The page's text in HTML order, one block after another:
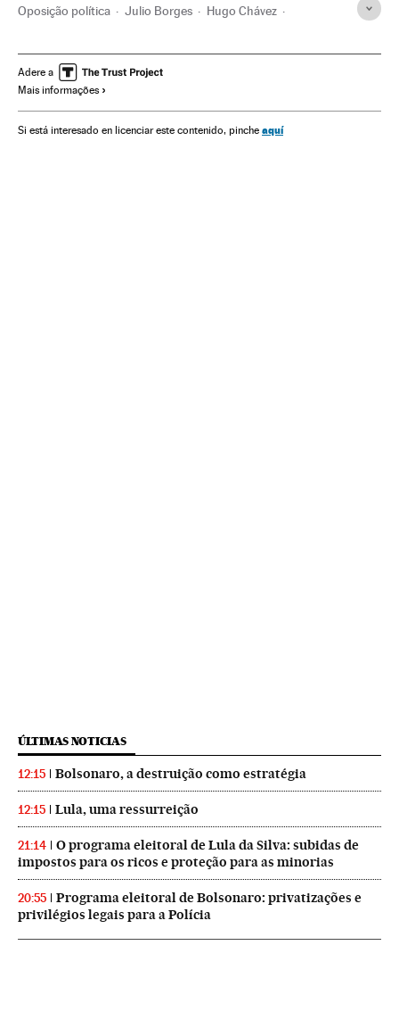
Oposição política Julio Borges Hugo Chávez
Recessão econômica Conjuntura econômica
América do Sul América Latina Combustíveis
Adere a
Mais informações
Si está interesado en licenciar este contenido, pinche aquí
ÚLTIMAS NOTICIAS
12:15 Bolsonaro, a destruição como estratégia
12:15 Lula, uma ressurreição
21:14
O programa eleitoral de Lula da Silva: subidas de
impostos para os ricos e proteção para as minorias
20:55
Programa eleitoral de Bolsonaro: privatizações e
privilégios legais para a Polícia